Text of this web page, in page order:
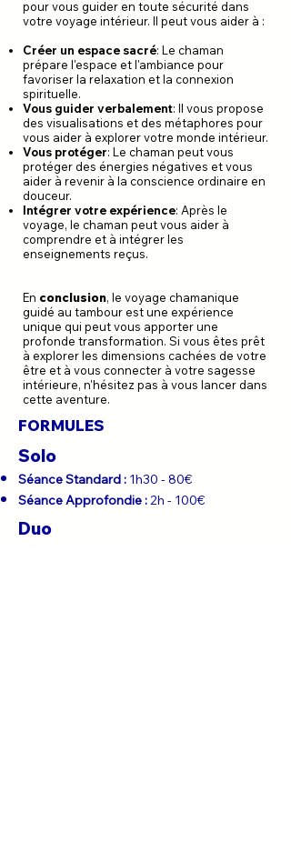
pour vous guider en toute sécurité dans
votre voyage intérieur. Il peut vous aider à :
Créer un espace sacré: Le chaman
prépare l'espace et l'ambiance pour
favoriser la relaxation et la connexion
spirituelle.
Vous guider verbalement: Il vous propose
des visualisations et des métaphores pour
vous aider à explorer votre monde intérieur.
Vous protéger: Le chaman peut vous
protéger des énergies négatives et vous
aider à revenir à la conscience ordinaire en
douceur.
Intégrer votre expérience: Après le
voyage, le chaman peut vous aider à
comprendre et à intégrer les
enseignements reçus.
En conclusion, le voyage chamanique
guidé au tambour est une expérience
unique qui peut vous apporter une
profonde transformation. Si vous êtes prêt
à explorer les dimensions cachées de votre
être et à vous connecter à votre sagesse
intérieure, n'hésitez pas à vous lancer dans
cette aventure.
FORMULES
Solo
Séance Standard : 1h30 - 80€
Séance Approfondie :2h - 100€
Duo